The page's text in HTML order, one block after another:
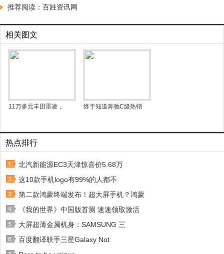
推荐阅读： 百姓资讯网
相关图文
11万多元丰田雷凌， 终于知道奔驰C级热销
热点排行
北汽新能源EC3天津惊喜价5.68万
这10款手机logo有99%的人都不
第二款鸿蒙终端发布！超大屏手机？鸿蒙
《我的世界》中国版首测 速速领取激活
大屏超薄金属机身：SAMSUNG 三
百度翻译联手三星Galaxy Not